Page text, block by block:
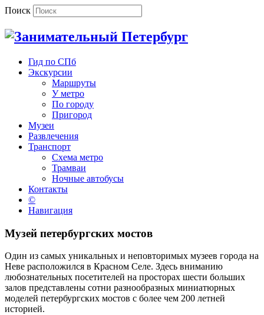
Поиск
Гид по СПб
Экскурсии
Маршруты
У метро
По городу
Пригород
Музеи
Развлечения
Транспорт
Схема метро
Трамваи
Ночные автобусы
Контакты
©
Навигация
Музей петербургских мостов
Один из самых уникальных и неповторимых музеев города на
Неве расположился в Красном Cеле. Здесь вниманию
любознательных посетителей на просторах шести больших
залов представлены сотни разнообразных миниатюрных
моделей петербургских мостов с более чем 200 летней
историей.